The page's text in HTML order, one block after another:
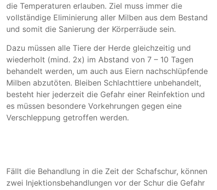
die Temperaturen erlauben. Ziel muss immer die
vollständige Eliminierung aller Milben aus dem Bestand
und somit die Sanierung der Körperräude sein.
Dazu müssen alle Tiere der Herde gleichzeitig und
wiederholt (mind. 2x) im Abstand von 7 – 10 Tagen
behandelt werden, um auch aus Eiern nachschlüpfende
Milben abzutöten. Bleiben Schlachttiere unbehandelt,
besteht hier jederzeit die Gefahr einer Reinfektion und
es müssen besondere Vorkehrungen gegen eine
Verschleppung getroffen werden.
Fällt die Behandlung in die Zeit der Schafschur, können
zwei Injektionsbehandlungen vor der Schur die Gefahr